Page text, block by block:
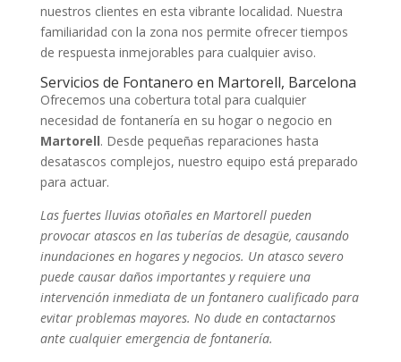
nuestros clientes en esta vibrante localidad. Nuestra
familiaridad con la zona nos permite ofrecer tiempos
de respuesta inmejorables para cualquier aviso.
Servicios de Fontanero en Martorell, Barcelona
Ofrecemos una cobertura total para cualquier
necesidad de fontanería en su hogar o negocio en
Martorell. Desde pequeñas reparaciones hasta
desatascos complejos, nuestro equipo está preparado
para actuar.
Las fuertes lluvias otoñales en Martorell pueden
provocar atascos en las tuberías de desagüe, causando
inundaciones en hogares y negocios. Un atasco severo
puede causar daños importantes y requiere una
intervención inmediata de un fontanero cualificado para
evitar problemas mayores. No dude en contactarnos
ante cualquier emergencia de fontanería.